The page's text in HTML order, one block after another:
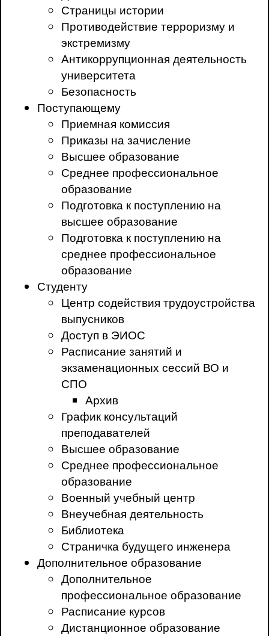
Страницы истории
Противодействие терроризму и
экстремизму
Антикоррупционная деятельность
университета
Безопасность
Поступающему
Приемная комиссия
Приказы на зачисление
Высшее образование
Среднее профессиональное
образование
Подготовка к поступлению на
высшее образование
Подготовка к поступлению на
среднее профессиональное
образование
Студенту
Центр содействия трудоустройства
выпусников
Доступ в ЭИОС
Расписание занятий и
экзаменационных сессий ВО и
СПО
Архив
График консультаций
преподавателей
Высшее образование
Среднее профессиональное
образование
Военный учебный центр
Внеучебная деятельность
Библиотека
Страничка будущего инженера
Дополнительное образование
Дополнительное
профессиональное образование
Расписание курсов
Дистанционное образование